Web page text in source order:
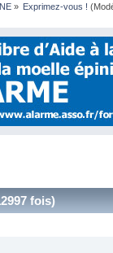
» Exprimez-vous !
fois)